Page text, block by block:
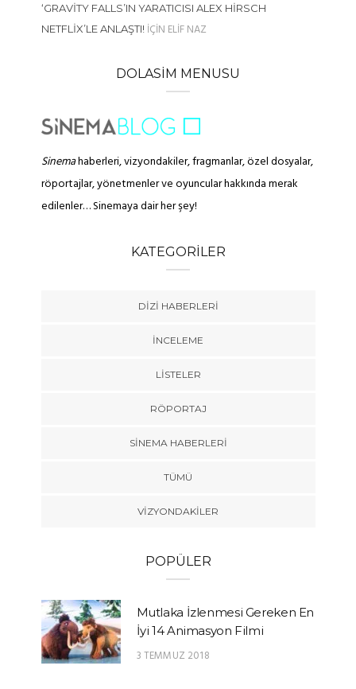
‘GRAVITY FALLS’IN YARATICISI ALEX HIRSCH
NETFLIX’LE ANLAŞTI!IÇIN ELIF NAZ
DOLASIM MENUSU
Sinemahaberleri, vizyondakiler, fragmanlar, özel dosyalar,
röportajlar, yönetmenler ve oyuncular hakkında merak
edilenler… Sinemaya dair her şey!
KATEGORILER
DIZI HABERLERI
İNCELEME
LISTELER
RÖPORTAJ
SINEMA HABERLERI
TÜMÜ
VIZYONDAKILER
POPÜLER
Mutlaka İzlenmesi Gereken En
İyi 14 Animasyon Filmi
3 TEMMUZ 2018